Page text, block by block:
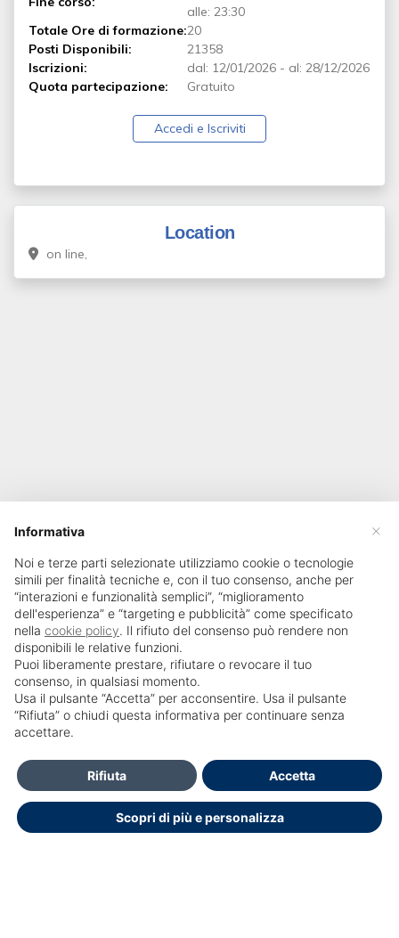
alle: 23:30
Totale Ore di formazione:20
Posti Disponibili:
21358
Iscrizioni:
dal: 12/01/2026 - al: 28/12/2026
Quota partecipazione:
Gratuito
Accedi e Iscriviti
Location
on line,
SailPortal 8.5.1 build 18
HELP DESK OPENDOCTOR
info@opendoctor.it
+39 089 934 00 01
+39 3348792286
×
Informativa
Noi e terze parti selezionate utilizziamo cookie o tecnologie
simili per finalità tecniche e, con il tuo consenso, anche per
“interazioni e funzionalità semplici”, “miglioramento
dell'esperienza” e “targeting e pubblicità” come specificato
nella cookie policy. Il rifiuto del consenso può rendere non
disponibili le relative funzioni.
Puoi liberamente prestare, rifiutare o revocare il tuo
consenso, in qualsiasi momento.
Usa il pulsante “Accetta” per acconsentire. Usa il pulsante
“Rifiuta” o chiudi questa informativa per continuare senza
accettare.
Scopri di più e personalizza
Rifiuta Accetta